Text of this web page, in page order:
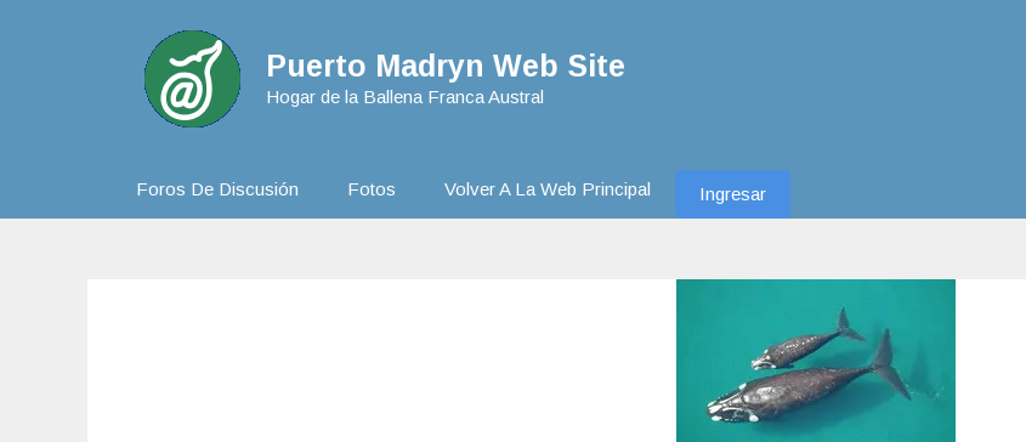
Puerto Madryn Web Site
Hogar de la Ballena Franca Austral
Foros De Discusión Fotos Volver A La Web Principal Ingresar